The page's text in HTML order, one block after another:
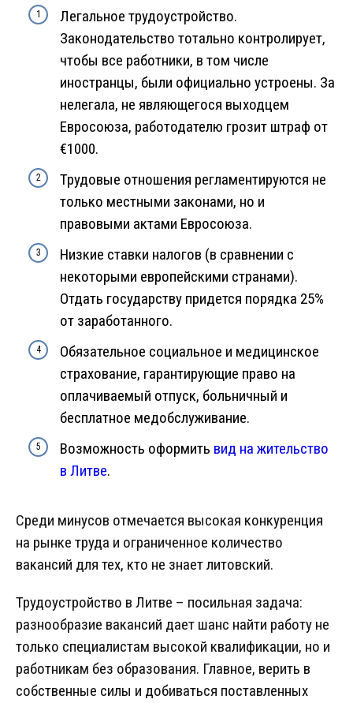
Легальное трудоустройство.
Законодательство тотально контролирует,
чтобы все работники, в том числе
иностранцы, были официально устроены. За
нелегала, не являющегося выходцем
Евросоюза, работодателю грозит штраф от
€1000.
Трудовые отношения регламентируются не
только местными законами, но и
правовыми актами Евросоюза.
Низкие ставки налогов (в сравнении с
некоторыми европейскими странами).
Отдать государству придется порядка 25%
от заработанного.
Обязательное социальное и медицинское
страхование, гарантирующие право на
оплачиваемый отпуск, больничный и
бесплатное медобслуживание.
Возможность оформить вид на жительство
в Литве.
Среди минусов отмечается высокая конкуренция
на рынке труда и ограниченное количество
вакансий для тех, кто не знает литовский.
Трудоустройство в Литве – посильная задача:
разнообразие вакансий дает шанс найти работу не
только специалистам высокой квалификации, но и
работникам без образования. Главное, верить в
собственные силы и добиваться поставленных